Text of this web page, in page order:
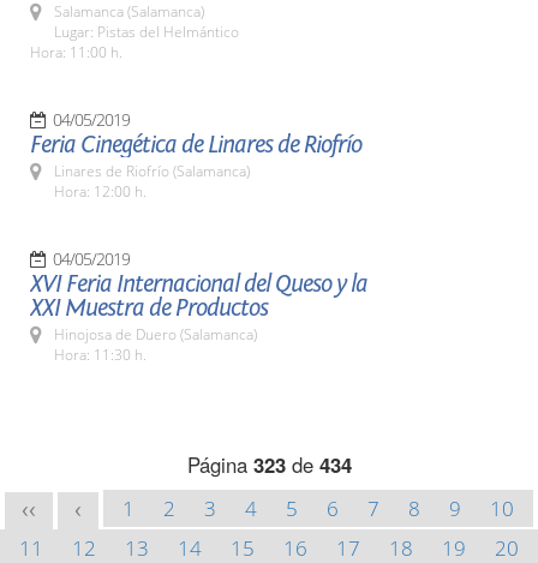
Salamanca (Salamanca)
Lugar: Pistas del Helmántico
Hora: 11:00 h.
04/05/2019
Feria Cinegética de Linares de Riofrío
Linares de Riofrío (Salamanca)
Hora: 12:00 h.
04/05/2019
XVI Feria Internacional del Queso y la
XXI Muestra de Productos
Hinojosa de Duero (Salamanca)
Hora: 11:30 h.
Página 323de 434
<< < 1 2 3 4 5 6 7 8 9
10
11
12 13 14 15 16 17 18 19
20